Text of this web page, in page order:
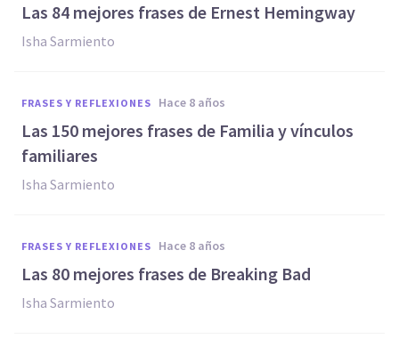
Las 84 mejores frases de Ernest Hemingway
Isha Sarmiento
FRASES Y REFLEXIONES hace 8 años
Las 150 mejores frases de Familia y vínculos
familiares
Isha Sarmiento
FRASES Y REFLEXIONES hace 8 años
Las 80 mejores frases de Breaking Bad
Isha Sarmiento